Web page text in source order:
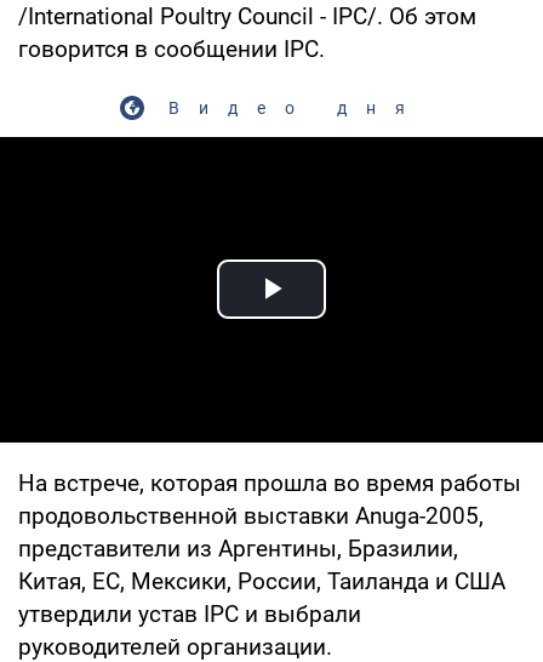
/International Poultry Council - IPC/. Об этом
говорится в сообщении IPC.
Видео дня
Play Video
На встрече, которая прошла во время работы
продовольственной выставки Anuga-2005,
представители из Аргентины, Бразилии,
Китая, ЕС, Мексики, России, Таиланда и США
утвердили устав IPC и выбрали
руководителей организации.